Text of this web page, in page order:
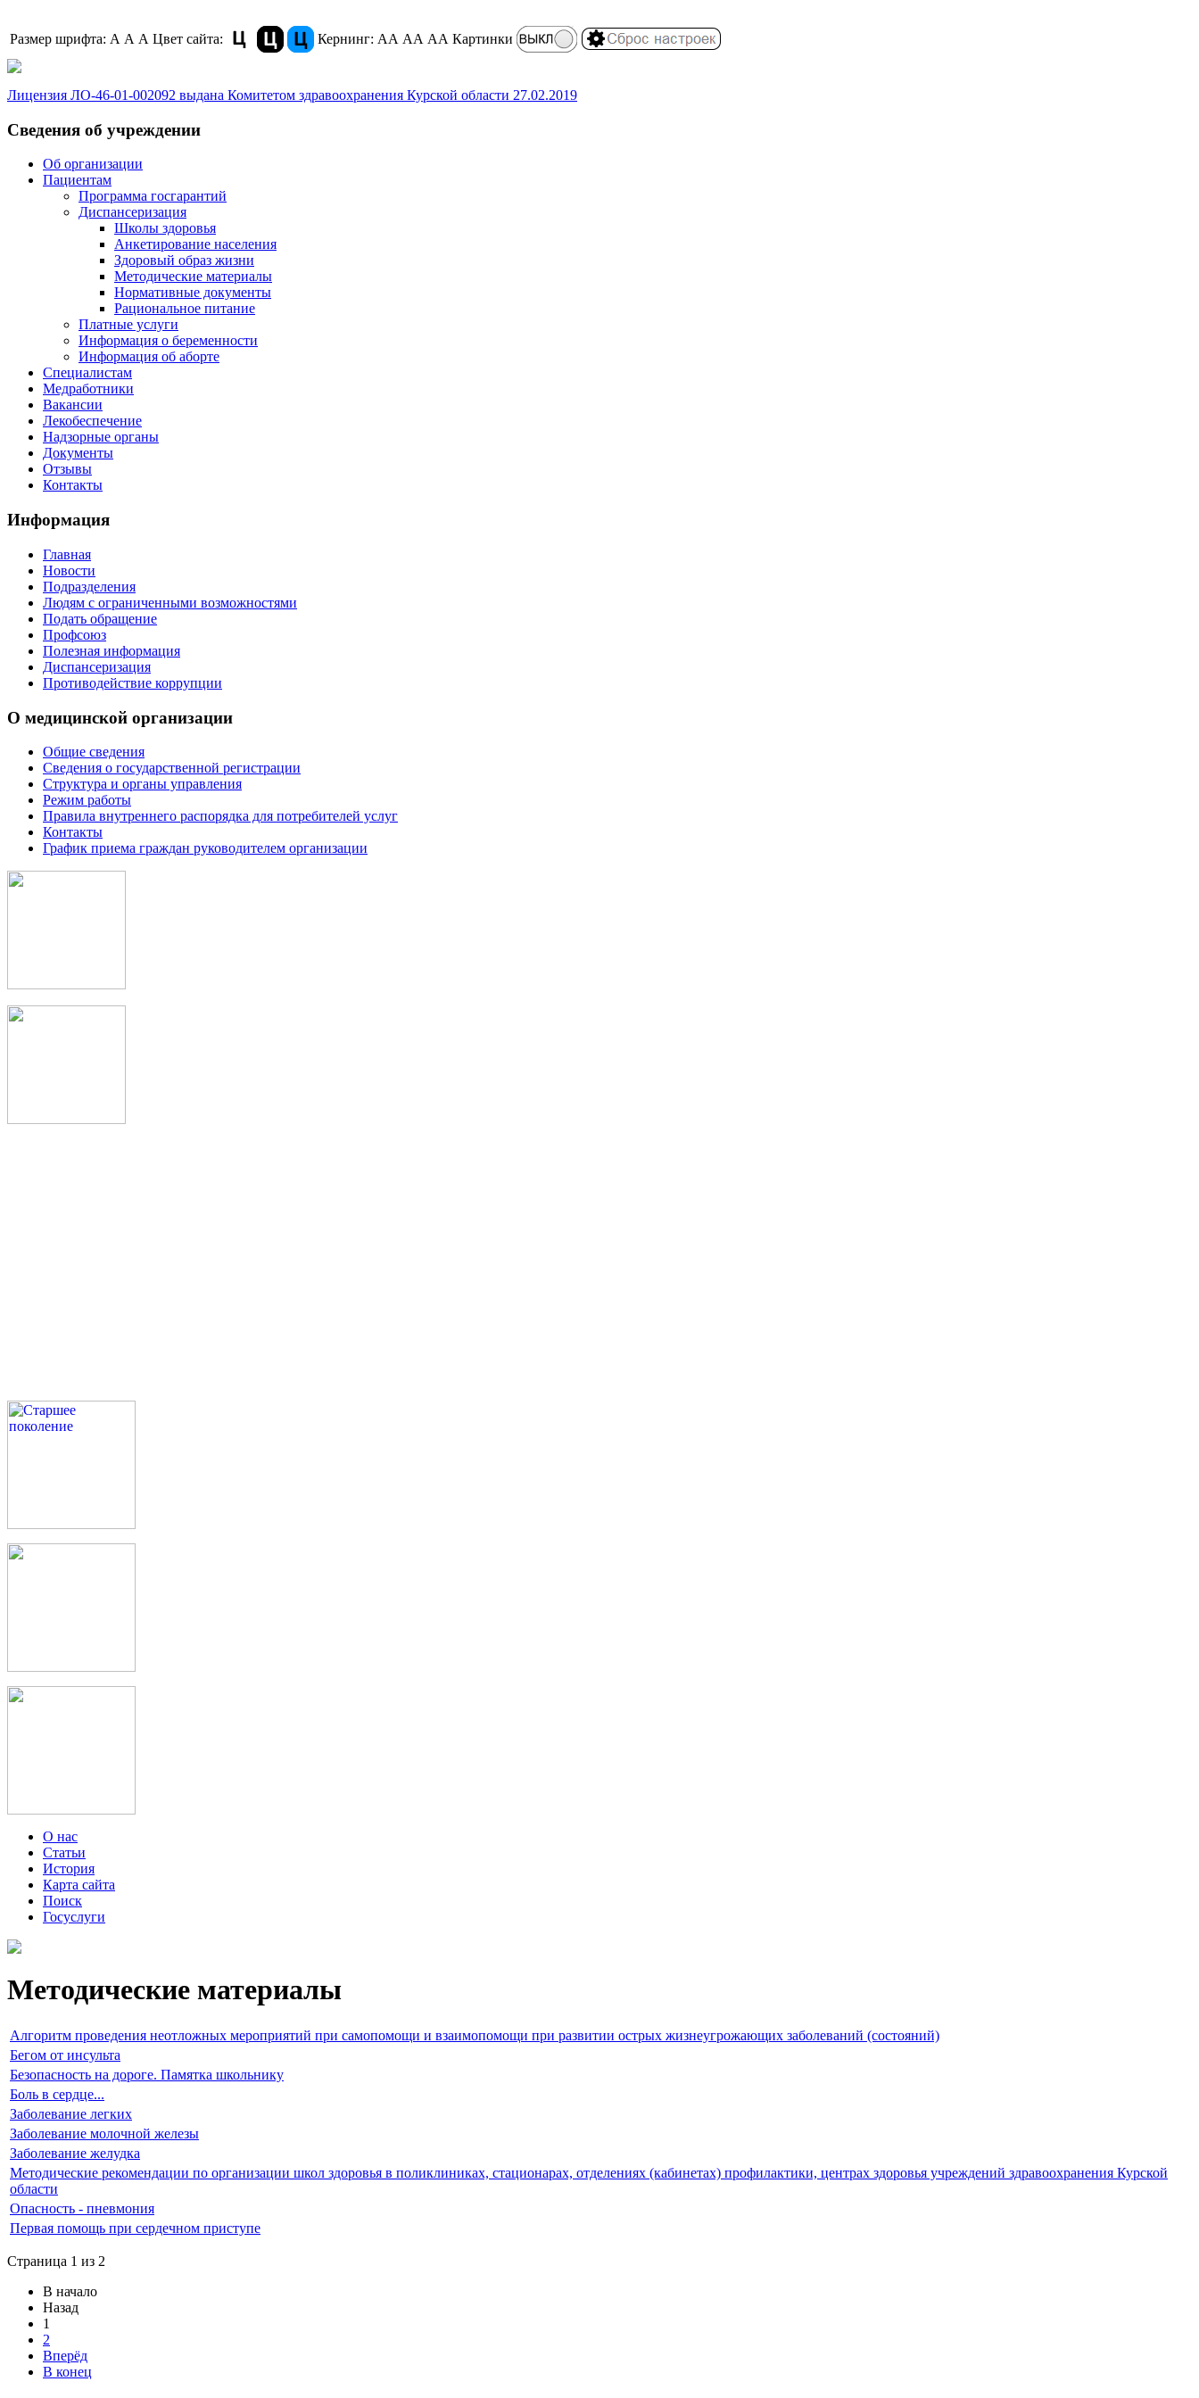
Размер шрифта: A A A Цвет сайта: Кернинг: АА АА АА Картинки
Лицензия ЛО-46-01-002092 выдана Комитетом здравоохранения Курской области 27.02.2019
Сведения об учреждении
Об организации
Пациентам
Программа госгарантий
Диспансеризация
Школы здоровья
Анкетирование населения
Здоровый образ жизни
Методические материалы
Нормативные документы
Рациональное питание
Платные услуги
Информация о беременности
Информация об аборте
Специалистам
Медработники
Вакансии
Лекобеспечение
Надзорные органы
Документы
Отзывы
Контакты
Информация
Главная
Новости
Подразделения
Людям с ограниченными возможностями
Подать обращение
Профсоюз
Полезная информация
Диспансеризация
Противодействие коррупции
О медицинской организации
Общие сведения
Сведения о государственной регистрации
Структура и органы управления
Режим работы
Правила внутреннего распорядка для потребителей услуг
Контакты
График приема граждан руководителем организации
О нас
Статьи
История
Карта сайта
Поиск
Госуслуги
Методические материалы
Алгоритм проведения неотложных мероприятий при самопомощи и взаимопомощи при развитии острых жизнеугрожающих заболеваний (состояний)
Бегом от инсульта
Безопасность на дороге. Памятка школьнику
Боль в сердце...
Заболевание легких
Заболевание молочной железы
Заболевание желудка
Методические рекомендации по организации школ здоровья в поликлиниках, стационарах, отделениях (кабинетах) профилактики, центрах здоровья учреждений здравоохранения Курской
области
Опасность - пневмония
Первая помощь при сердечном приступе
Страница 1 из 2
В начало
Назад
1
2
Вперёд
В конец